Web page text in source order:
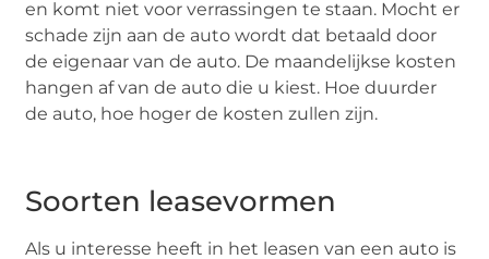
en komt niet voor verrassingen te staan. Mocht er
schade zijn aan de auto wordt dat betaald door
de eigenaar van de auto. De maandelijkse kosten
hangen af van de auto die u kiest. Hoe duurder
de auto, hoe hoger de kosten zullen zijn.
Soorten leasevormen
Als u interesse heeft in het leasen van een auto is